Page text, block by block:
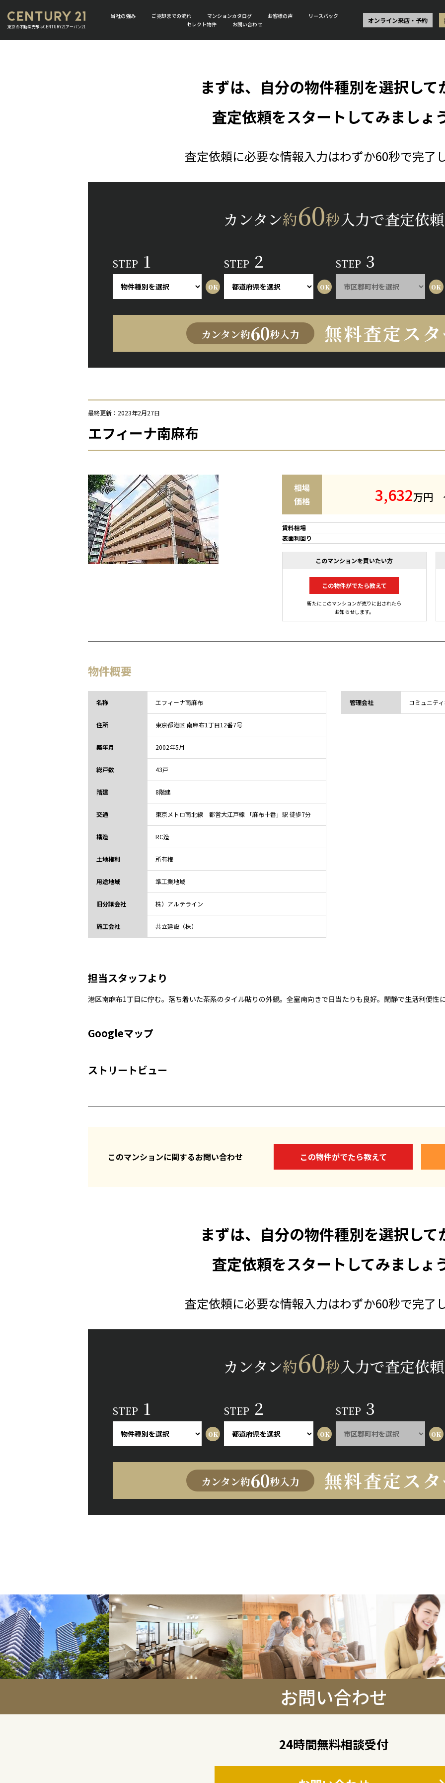
東京の不動産売却はCENTURY21アーバン21
当社の強み ご売却までの流れ マンションカタログ お客様の声
リースバック
セレクト物件
お問い合わせ オンライン来店・予約
まずは、自分の物件種別を選択して
査定依頼をスタートしてみましょ
査定依頼に必要な情報入力はわずか60秒で完了
カンタン約60秒入力で査定依頼
STEP 1 STEP 2 STEP 3
カンタン約60秒入力 無料査定ス
最終更新：2023年2月27日
エフィーナ南麻布
相場
価格
3,632万
賃料相場
表面利回り
このマンションを買いたい方
この物件がでたら教えて
新たにこのマンションが売りに出されたら
お知らせします。
物件概要
名称 エフィーナ南麻布
住所 東京都港区 南麻布1丁目12番7号
築年月 2002年5月
総戸数 43戸
階建 8階建
交通 東京メトロ南北線 都営大江戸線 「麻布十番」駅 徒歩7分
構造 RC造
土地権利 所有権
用途地域 準工業地域
旧分譲会社 株）アルテライン
施工会社 共立建設（株）
管理会社 コミュニテ
担当スタッフより
港区南麻布1丁目に佇む。落ち着いた茶系のタイル貼りの外観。全室南向きで日当たりも良好。閑静で生活利便性
Googleマップ
ストリートビュー
このマンションに関するお問い合わせ この物件がでたら教えて
まずは、自分の物件種別を選択して
査定依頼をスタートしてみましょ
査定依頼に必要な情報入力はわずか60秒で完了
カンタン約60秒入力で査定依頼
STEP 1 STEP 2 STEP 3
カンタン約60秒入力 無料査定ス
お問い合わせ
24時間無料相談受付